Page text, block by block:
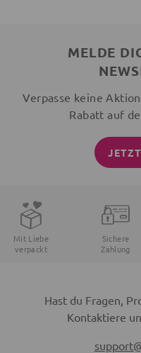
MELDE
Verpasse keine
Rabatt auf
Mit Liebe
verpackt
Sichere
Zahlung
Hast du Fragen,
Kontaktiere